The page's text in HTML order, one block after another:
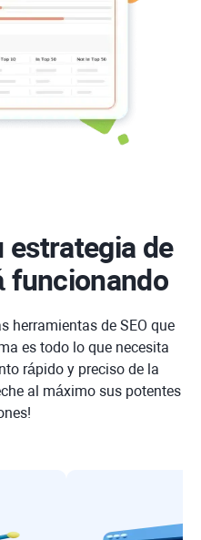
estrategia de
funcionando
herramientas de SEO que
es todo lo que necesita
rápido y preciso de la
al máximo sus potentes